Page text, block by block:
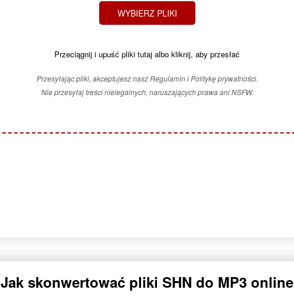
WYBIERZ PLIKI
Przeciągnij i upuść pliki tutaj albo kliknij, aby przesłać
Przesyłając pliki, akceptujesz nasz Regulamin i Politykę prywatności.
Nie przesyłaj treści nielegalnych, naruszających prawa ani NSFW.
Jak skonwertować pliki SHN do MP3 online